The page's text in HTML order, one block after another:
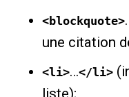
<blockquote>
une citation
<li>…</li>
liste);